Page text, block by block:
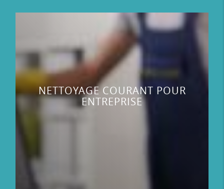
NETTOYAGE COURANT POUR
ENTREPRISE